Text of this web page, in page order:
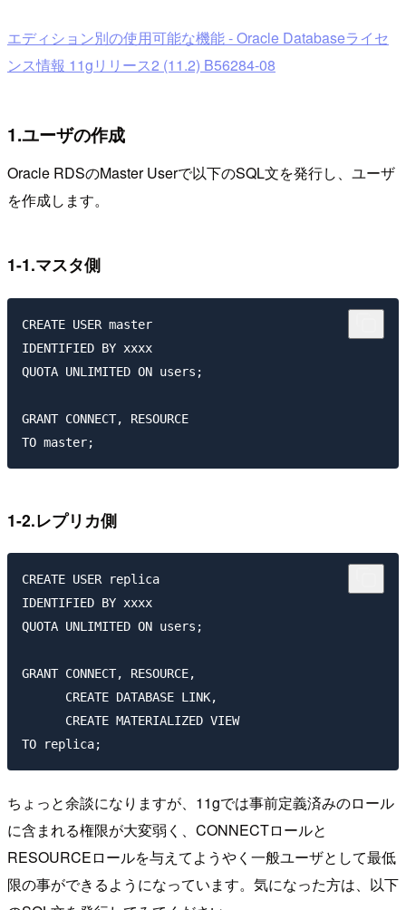
エディション別の使用可能な機能 - Oracle Databaseライセ
ンス情報 11gリリース2 (11.2) B56284-08
1.ユーザの作成
Oracle RDSのMaster Userで以下のSQL文を発行し、ユーザ
を作成します。
1-1.マスタ側
CREATE USER master
IDENTIFIED BY xxxx
QUOTA UNLIMITED ON users;
GRANT CONNECT, RESOURCE
1-2.レプリカ側
CREATE USER replica
IDENTIFIED BY xxxx
QUOTA UNLIMITED ON users;
GRANT CONNECT, RESOURCE,
      CREATE DATABASE LINK,
      CREATE MATERIALIZED VIEW
ちょっと余談になりますが、11gでは事前定義済みのロール
に含まれる権限が大変弱く、CONNECTロールと
RESOURCEロールを与えてようやく一般ユーザとして最低
限の事ができるようになっています。気になった方は、以下